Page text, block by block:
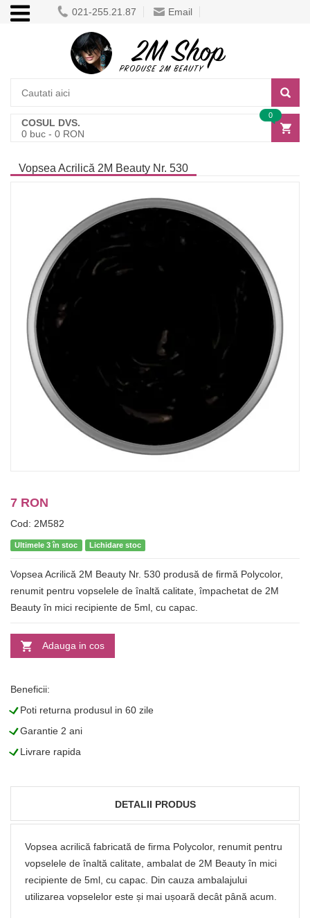
021-255.21.87 Email
COSUL DVS.
0 buc - 0 RON
0
Vopsea Acrilică 2M Beauty Nr. 530
7 RON
Cod: 2M582
Ultimele 3 în stoc Lichidare stoc
Vopsea Acrilică 2M Beauty Nr. 530 produsă de firmă Polycolor,
renumit pentru vopselele de înaltă calitate, împachetat de 2M
Beauty în mici recipiente de 5ml, cu capac.
Adauga in cos
Beneficii:
LPoti returna produsul in 60 zile
LGarantie 2 ani
LLivrare rapida
DETALII PRODUS
Vopsea acrilică fabricată de firma Polycolor, renumit pentru
vopselele de înaltă calitate, ambalat de 2M Beauty în mici
recipiente de 5ml, cu capac. Din cauza ambalajului
utilizarea vopselelor este și mai ușoară decât până acum.